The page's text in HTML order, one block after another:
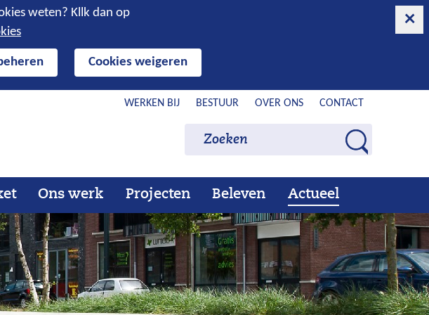
weten? Kllk dan op
Cookies weigeren
WERKEN BIJ BESTUUR OVER ONS CONTACT
e
k
e
n
Zoeken Zoeken
Ons werk
werk
Projecten Beleven
Beleven
Uitklappen
Actueel